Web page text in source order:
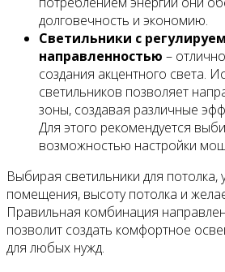
долговечность и экономию.
Светильники с
направленностью –
создания акцентного света.
светильников позволяет
зоны, создавая различные
Для этого рекомендуется
возможностью настройки
Выбирая светильники для потолка,
помещения, высоту потолка и
Правильная комбинация
позволит создать комфортное
для любых нужд.